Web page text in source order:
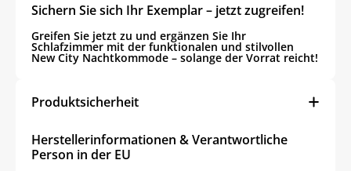
Sichern Sie sich Ihr Exemplar – jetzt zugreifen!
Greifen Sie jetzt zu und ergänzen Sie Ihr
Schlafzimmer mit der funktionalen und stilvollen
New City Nachtkommode – solange der Vorrat reicht!
Produktsicherheit
Herstellerinformationen & Verantwortliche
Person in der EU